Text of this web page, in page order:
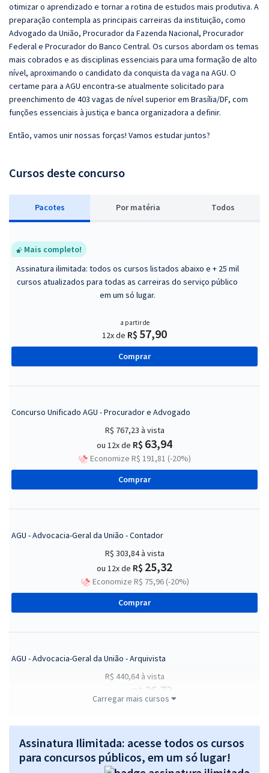
otimizar o aprendizado e tornar a rotina de estudos mais produtiva. A
preparação contempla as principais carreiras da instituição, como
Advogado da União, Procurador da Fazenda Nacional, Procurador
Federal e Procurador do Banco Central. Os cursos abordam os temas
mais cobrados e as disciplinas essenciais para uma formação de alto
nível, aproximando o candidato da conquista da vaga na AGU. O
certame para a AGU encontra-se atualmente solicitado para
preenchimento de 403 vagas de nível superior em Brasília/DF, com
funções essenciais à justiça e banca organizadora a definir.
Então, vamos unir nossas forças! Vamos estudar juntos?
Cursos deste concurso
Pacotes Por matéria Todos
Mais completo!
Assinatura ilimitada: todos os cursos listados abaixo e + 25 mil
cursos atualizados para todas as carreiras do serviço público
em um só lugar.
a partir de
12x de R$ 57,90
Comprar
Concurso Unificado AGU - Procurador e Advogado
R$ 767,23 à vista
ou 12x de R$ 63,94
Economize R$ 191,81 (-20%)
Comprar
AGU - Advocacia-Geral da União - Contador
R$ 303,84à vista
ou 12x de R$ 25,32
Economize R$ 75,96 (-20%)
Comprar
AGU - Advocacia-Geral da União - Arquivista
R$ 440,64à vista
R$ 36,72
Economize R$ 110,16 (-20%)
Comprar
Carregar mais cursos
Assinatura Ilimitada: acesse todos os cursos
para concursos públicos, em um só lugar!